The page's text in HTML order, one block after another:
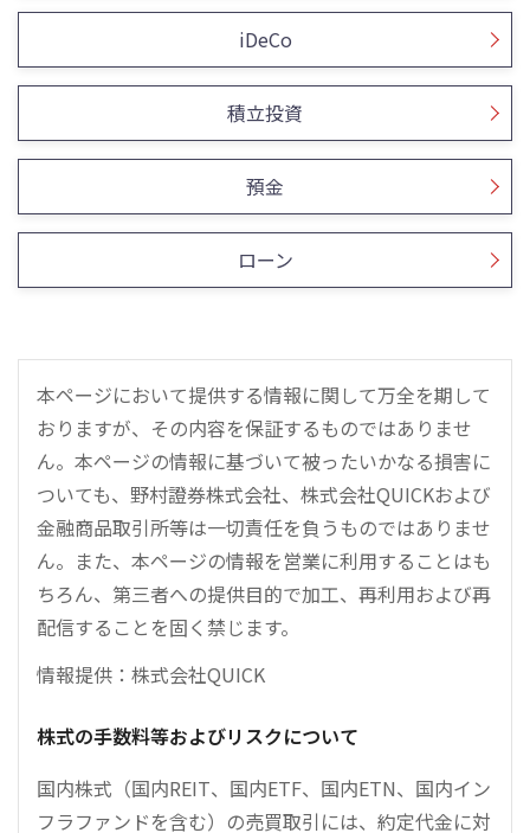
iDeCo
積立投資
預金
ローン
本ページにおいて提供する情報に関して万全を期して
おりますが、その内容を保証するものではありませ
ん。本ページの情報に基づいて被ったいかなる損害に
ついても、野村證券株式会社、株式会社QUICKおよび
金融商品取引所等は一切責任を負うものではありませ
ん。また、本ページの情報を営業に利用することはも
ちろん、第三者への提供目的で加工、再利用および再
配信することを固く禁じます。
情報提供：株式会社QUICK
株式の手数料等およびリスクについて
国内株式（国内REIT、国内ETF、国内ETN、国内イン
フラファンドを含む）の売買取引には、約定代金に対